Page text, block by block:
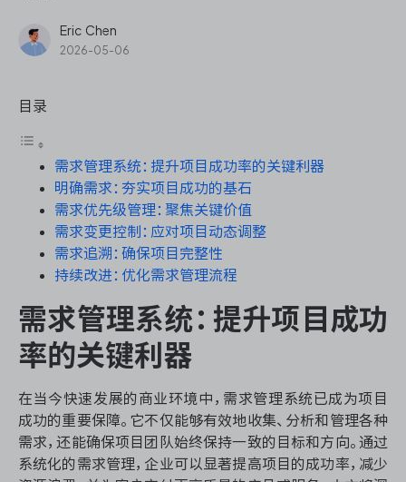
企业知识库管理
研发效能管理
DevOps
资源和工时管理
服务台和工单管理
IPD 研发管理
ASPICE 研发管理
Eric Chen
2026-05-06
目录
需求管理系统：提升项目成功率的关键利器
明确需求：夯实项目成功的基石
需求优先级管理：聚焦关键价值
需求变更控制：应对项目动态调整
需求追溯：确保项目完整性
持续改进：优化需求管理流程
需求管理系统：提升项目成功
率的关键利器
在当今快速发展的商业环境中，需求管理系统已成为项目
成功的重要保障。它不仅能够有效地收集、分析和管理各种
需求，还能确保项目团队始终保持一致的目标和方向。通过
系统化的需求管理，企业可以显著提高项目的成功率，减少